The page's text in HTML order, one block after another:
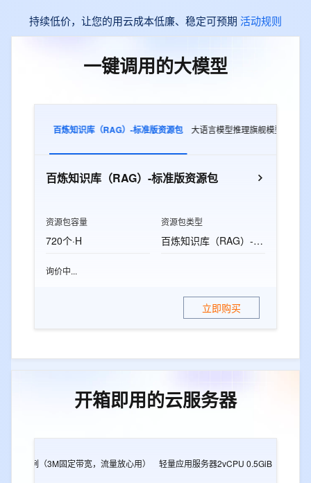
持续低价，让您的用云成本低廉、稳定可预期 活动规则
一键调用的大模型
百炼知识库（RAG）-标准版资源包 大语言模型推理旗舰模型
百炼知识库（RAG）-标准版资源包
资源包容量
720个·H
资源包类型
百炼知识库（RAG）-标准版资源包
询价中...
立即购买
开箱即用的云服务器
e实例（3M固定带宽，流量放心用） 轻量应用服务器2vCPU 0.5GiB